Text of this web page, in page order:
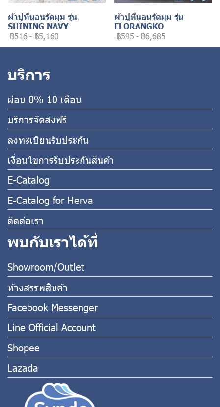
ผ้าปูที่นอนรัดมุม รุ่น
SHINING NAVY
฿516 - ฿5,160
ผ้าปูที่นอนรัดมุม รุ่น
FLORANGKO
฿595 - ฿6,685
บริการ
ผ่อน 0% 10 เดือน
บริการจัดส่งฟรี
ลงทะเบียนรับประกัน
เงื่อนไขการรับประกันสินค้า
E-Catalog
E-Catalog for Herva
ติดต่อเรา
พบกับเราได้ที่
Showroom/Outlet
ห้างสรรพสินค้า
Facebook Messenger
Line Official Account
Shopee
Lazada